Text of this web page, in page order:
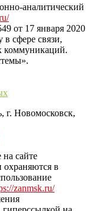
аналитический
от 17 января 2020
сфере связи,
коммуникаций.
г. Новомосковск,
сайте
охраняются в
zanmsk.ru/